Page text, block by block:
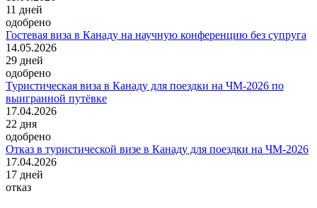
11 дней
одобрено
Гостевая виза в Канаду на научную конференцию без супруга
14.05.2026
29 дней
одобрено
Туристическая виза в Канаду для поездки на ЧМ-2026 по
выигранной путёвке
17.04.2026
22 дня
одобрено
Отказ в туристической визе в Канаду для поездки на ЧМ-2026
17.04.2026
17 дней
отказ